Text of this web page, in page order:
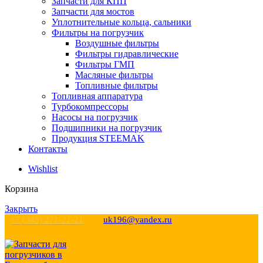
Запчасти для мостов
Уплотнительные кольца, сальники
Фильтры на погрузчик
Воздушные фильтры
Фильтры гидравлические
Фильтры ГМП
Масляные фильтры
Топливные фильтры
Топливная аппаратура
Турбокомпрессоры
Насосы на погрузчик
Подшипники на погрузчик
Продукция STEEMAK
Контакты
Wishlist
Корзина
Закрыть
+7 (343) 271-21-21 uk196@yandex.ru